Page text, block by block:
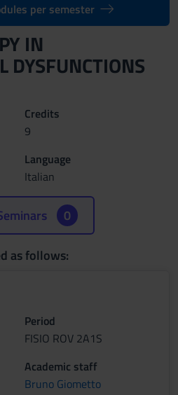
per semester
IN
DYSFUNCTIONS
Credits
9
Language
Italian
0
as follows:
Period
FISIO ROV 2A1S
Academic staff
Bruno Giometto